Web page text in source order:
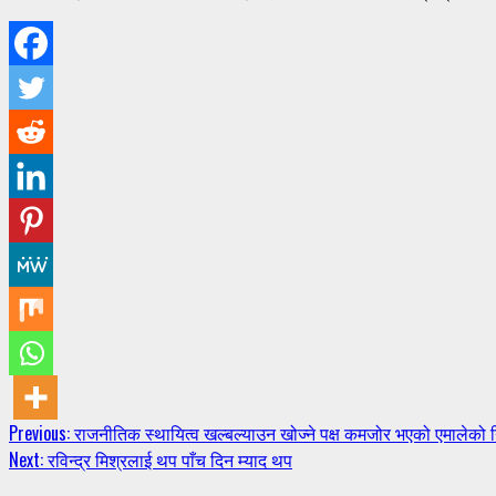
Continue
Reading
Previous:राजनीतिक स्थायित्व खल्बल्याउन खोज्ने पक्ष कमजोर भएको एमालेको
Next:रविन्द्र मिश्रलाई थप पाँच दिन म्याद थप